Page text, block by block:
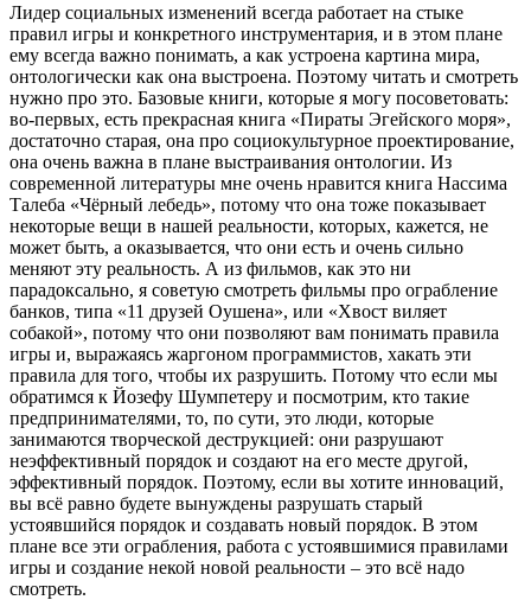
Лидер социальных изменений всегда работает на стыке
правил игры и конкретного инструментария, и в этом плане
ему всегда важно понимать, а как устроена картина мира,
онтологически как она выстроена. Поэтому читать и смотреть
нужно про это. Базовые книги, которые я могу посоветовать:
во-первых, есть прекрасная книга «Пираты Эгейского моря»,
достаточно старая, она про социокультурное проектирование,
она очень важна в плане выстраивания онтологии. Из
современной литературы мне очень нравится книга Нассима
Талеба «Чёрный лебедь», потому что она тоже показывает
некоторые вещи в нашей реальности, которых, кажется, не
может быть, а оказывается, что они есть и очень сильно
меняют эту реальность. А из фильмов, как это ни
парадоксально, я советую смотреть фильмы про ограбление
банков, типа «11 друзей Оушена», или «Хвост виляет
собакой», потому что они позволяют вам понимать правила
игры и, выражаясь жаргоном программистов, хакать эти
правила для того, чтобы их разрушить. Потому что если мы
обратимся к Йозефу Шумпетеру и посмотрим, кто такие
предпринимателями, то, по сути, это люди, которые
занимаются творческой деструкцией: они разрушают
неэффективный порядок и создают на его месте другой,
эффективный порядок. Поэтому, если вы хотите инноваций,
вы всё равно будете вынуждены разрушать старый
устоявшийся порядок и создавать новый порядок. В этом
плане все эти ограбления, работа с устоявшимися правилами
игры и создание некой новой реальности – это всё надо
смотреть.